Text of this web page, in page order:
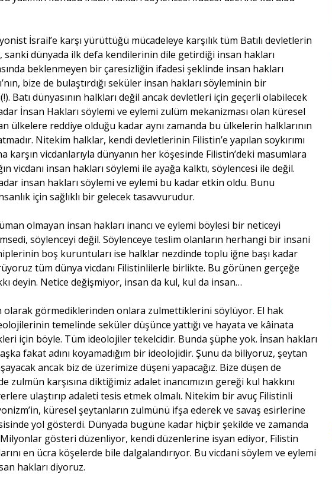
İsrail’e karşı yürüttüğü mücadeleye karşılık tüm Batılı devletlerin
sanki dünyada ilk defa kendilerinin dile getirdiği insan hakları
beklenmeyen bir çaresizliğin ifadesi şeklinde insan hakları
bize de bulaştırdığı seküler insan hakları söyleminin bir
Batı dünyasının halkları değil ancak devletleri için geçerli olabilecek
İnsan Hakları söylemi ve eylemi zulüm mekanizması olan küresel
ülkelere reddiye olduğu kadar aynı zamanda bu ülkelerin halklarının
Nitekim halklar, kendi devletlerinin Filistin’e yapılan soykırımı
karşın vicdanlarıyla dünyanın her köşesinde Filistin’deki masumlara
vicdanı insan hakları söylemi ile ayağa kalktı, söylencesi ile değil.
insan hakları söylemi ve eylemi bu kadar etkin oldu. Bunu
için sağlıklı bir gelecek tasavvurudur.
olmayan insan hakları inancı ve eylemi böylesi bir neticeyi
söylenceyi değil. Söylenceye teslim olanların herhangi bir insani
boş kuruntuları ise halklar nezdinde toplu iğne başı kadar
tüm dünya vicdanı Filistinlilerle birlikte. Bu görünen gerçeğe
deyin. Netice değişmiyor, insan da kul, kul da insan…
olarak görmediklerinden onlara zulmettiklerini söylüyor. El hak
temelinde seküler düşünce yattığı ve hayata ve kâinata
için böyle. Tüm ideolojiler tekelcidir. Bunda şüphe yok. İnsan hakları
fakat adını koyamadığım bir ideolojidir. Şunu da biliyoruz, şeytan
ancak biz de üzerimize düşeni yapacağız. Bize düşen de
zulmün karşısına diktiğimiz adalet inancımızın gereği kul hakkını
ulaştırıp adaleti tesis etmek olmalı. Nitekim bir avuç Filistinli
küresel şeytanların zulmünü ifşa ederek ve savaş esirlerine
yol gösterdi. Dünyada bugüne kadar hiçbir şekilde ve zamanda
gösteri düzenliyor, kendi düzenlerine isyan ediyor, Filistin
en ücra köşelerde bile dalgalandırıyor. Bu vicdani söylem ve eylemi
hakları diyoruz.